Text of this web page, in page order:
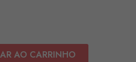
AO CARRINHO